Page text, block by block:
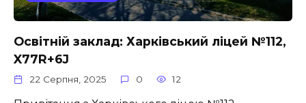
Освітній заклад: Харківський ліцей №112,
X77R+6J
22 Серпня, 2025 0 12